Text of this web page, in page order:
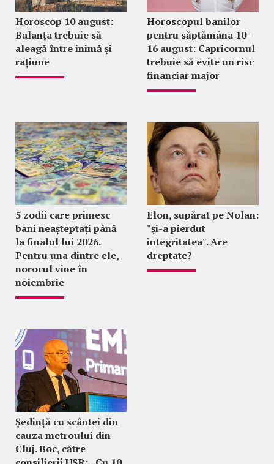
Horoscop 10 august:
Balanța trebuie să
aleagă între inimă și
rațiune
Horoscopul banilor
pentru săptămâna 10-
16 august: Capricornul
trebuie să evite un risc
financiar major
5 zodii care primesc
bani neașteptați până
la finalul lui 2026.
Pentru una dintre ele,
norocul vine în
noiembrie
Elon, supărat pe Nolan:
"şi-a pierdut
integritatea". Are
dreptate?
Ședință cu scântei din
cauza metroului din
Cluj. Boc, către